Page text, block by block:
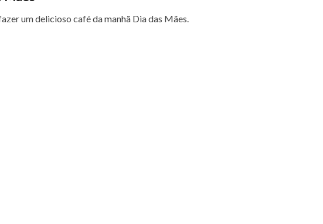
um delicioso café da manhã Dia das Mães.